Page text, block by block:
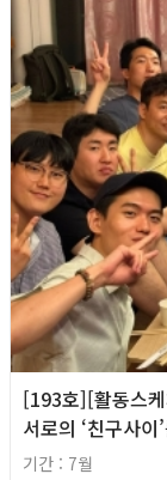
[193호][활동스
서로의 ‘친구사이
기간 : 7월